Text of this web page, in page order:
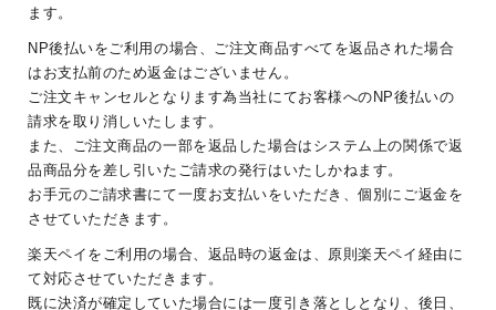
ます。
NP後払いをご利用の場合、ご注文商品すべてを返品された場合
はお支払前のため返金はございません。
ご注文キャンセルとなります為当社にてお客様へのNP後払いの
請求を取り消しいたします。
また、ご注文商品の一部を返品した場合はシステム上の関係で返
品商品分を差し引いたご請求の発行はいたしかねます。
お手元のご請求書にて一度お支払いをいただき、個別にご返金を
させていただきます。
楽天ペイをご利用の場合、返品時の返金は、原則楽天ペイ経由に
て対応させていただきます。
既に決済が確定していた場合には一度引き落としとなり、後日、